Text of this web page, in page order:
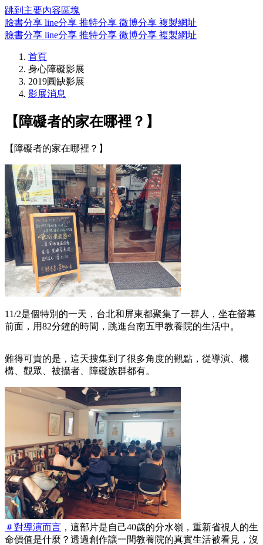
跳到主要內容區塊
臉書分享 line分享 推特分享 微博分享 複製網址
臉書分享 line分享 推特分享 微博分享 複製網址
首頁
身心障礙影展
2019圓缺影展
影展消息
【障礙者的家在哪裡？】
【障礙者的家在哪裡？】
11/2是個特別的一天，台北和屏東都聚集了一群人，坐在螢幕
前面，用82分鐘的時間，跳進台南五甲教養院的生活中。
難得可貴的是，這天搜集到了很多角度的觀點，從導演、機
構、觀眾、被攝者、障礙族群都有。
＃對導演而言 ，這部片是自己40歲的分水嶺，重新省視人的生
命價值是什麼？透過創作讓一間教養院的真實生活被看見，沒